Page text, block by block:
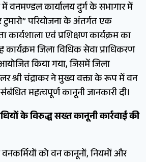
वनमण्डल कार्यालय दुर्ग के सभागार में
टुमारो” परियोजना के अंतर्गत एक
कार्यशाला एवं प्रशिक्षण कार्यक्रम का
जिला विधिक सेवा प्राधिकरण
किया गया, जिसमें जिला
श्री चंद्राकर ने मुख्य वक्ता के रूप में वन
महत्वपूर्ण कानूनी जानकारी दी।
के विरुद्ध सख्त कानूनी कार्रवाई की
वनकर्मियों को वन कानूनों, नियमों और